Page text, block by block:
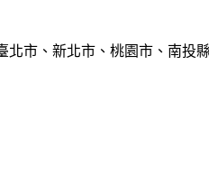
市、新北市、桃園市、南